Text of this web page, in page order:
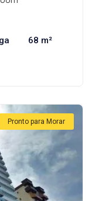
68 m²
Pronto para Morar